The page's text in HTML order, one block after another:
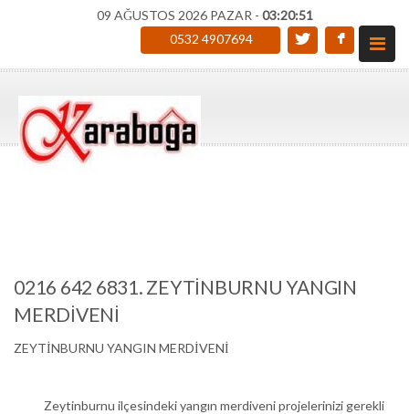
09 AĞUSTOS 2026 PAZAR - 03:20:52
0532 4907694
0216 642 6831. ZEYTİNBURNU YANGIN
MERDİVENİ
ZEYTİNBURNU YANGIN MERDİVENİ
Zeytinburnu ilçesindeki yangın merdiveni projelerinizi gerekli